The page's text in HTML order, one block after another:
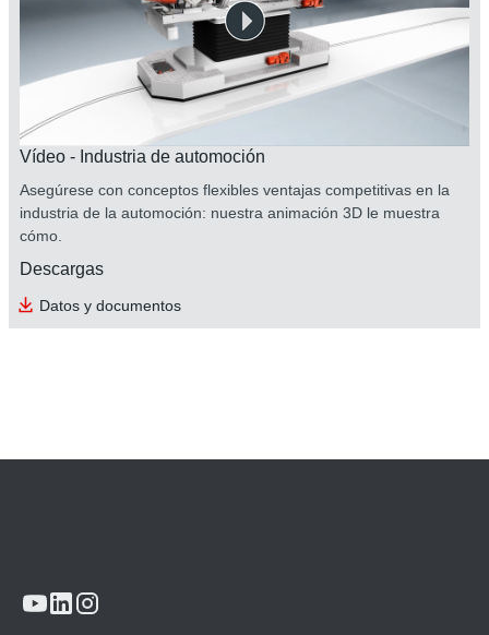
Vídeo - Industria de automoción
Asegúrese con conceptos flexibles ventajas competitivas en la
industria de la automoción: nuestra animación 3D le muestra
cómo.
Descargas
Datos y documentos